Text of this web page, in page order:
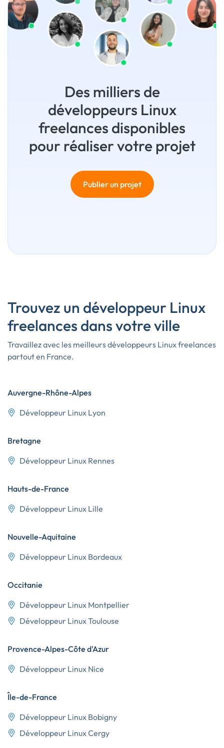
Des milliers de
développeurs Linux
freelances disponibles
pour réaliser votre projet
Publier un projet
Trouvez un développeur Linux
freelances dans votre ville
Travaillez avec les meilleurs développeurs Linux freelances
partout en France.
Auvergne-Rhône-Alpes
Développeur Linux Lyon
Bretagne
Développeur Linux Rennes
Hauts-de-France
Développeur Linux Lille
Nouvelle-Aquitaine
Développeur Linux Bordeaux
Occitanie
Développeur Linux Montpellier
Développeur Linux Toulouse
Provence-Alpes-Côte d'Azur
Développeur Linux Nice
Île-de-France
Développeur Linux Bobigny
Développeur Linux Cergy